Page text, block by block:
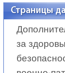
Страницы
за